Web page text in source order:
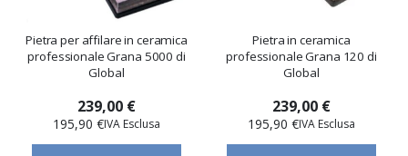
Pietra per affilare in ceramica
professionale Grana 5000 di
Global
239,00 €
195,90 €
Pietra in ceramica
professionale Grana 120 di
Global
239,00 €
195,90 €